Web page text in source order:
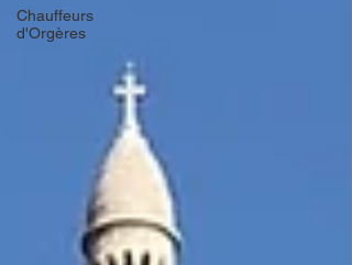
Chauffeurs
d'Orgères